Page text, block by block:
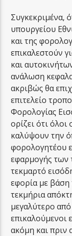
Συγκεκριμένα,
υπουργείου
και της
επικαλεστούν
και
ανάλωση
ακριβώς θα
επιτελείο
Φορολογίας
ορίζει ότι
καλύψουν την
φορολογητέου
εφαρμογής των
τεκμαρτό
εφορία με βάση
τεκμήρια
μεγαλύτερο
επικαλούμενοι
ακόμη και πριν